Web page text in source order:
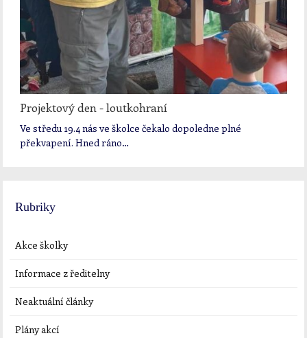
Projektový den - loutkohraní
Ve středu 19.4 nás ve školce čekalo dopoledne plné
překvapení. Hned ráno…
Rubriky
Akce školky
Informace z ředitelny
Neaktuální články
Plány akcí